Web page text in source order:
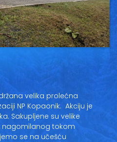
Copyright© 2020
HopNaKop
velika prolećna
NP Kopaonik. Akciju je
Sakupljene su velike
nagomilanog tokom
se na učešću